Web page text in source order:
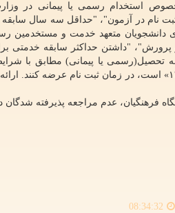
استخدام رسمی یا پیمانی در
نام در آزمون"، "حداقل سه سال
دانشجویان متعهد خدمت و مستخدمین
تحصیل(رسمی یا پیمانی) مطابق با
ارشد سال ۱۴۰۱» است، در زمان ثبت نام عرضه
فرهنگیان، عدم مراجعه پذیرفته
08:34:32